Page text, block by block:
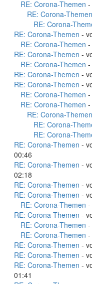
RE: Corona-Themen -
RE: Corona-Themen
RE: Corona-
RE: Corona-Themen -
RE: Corona-Themen -
RE: Corona-Themen -
RE: Corona-Themen -
RE: Corona-Themen -
RE: Corona-Themen -
RE: Corona-Themen -
RE: Corona-Themen -
RE: Corona-Themen
RE: Corona-
RE: Corona-
RE: Corona-Themen -
00:46
RE: Corona-Themen -
02:18
RE: Corona-Themen -
RE: Corona-Themen -
RE: Corona-Themen -
RE: Corona-Themen -
RE: Corona-Themen -
RE: Corona-Themen -
RE: Corona-Themen -
RE: Corona-Themen -
RE: Corona-Themen -
01:41